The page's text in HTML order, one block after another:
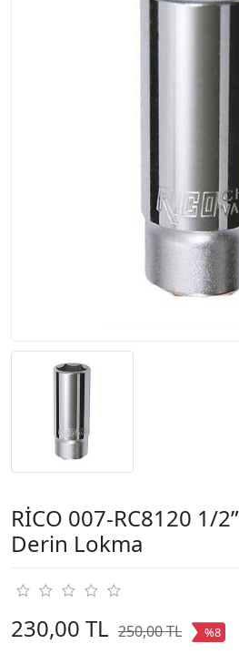
RİCO 007-RC8120 1/
Derin Lokma
230,00 TL 250,00 TL %8